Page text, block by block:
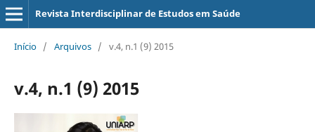
Revista Interdisciplinar de Estudos em Saúde
Início / Arquivos / v.4, n.1 (9) 2015
v.4, n.1 (9) 2015